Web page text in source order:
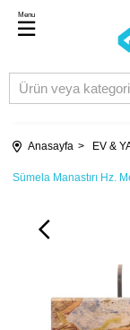
Menu
Anasayfa EV &
Sümela Manastırı Hz.